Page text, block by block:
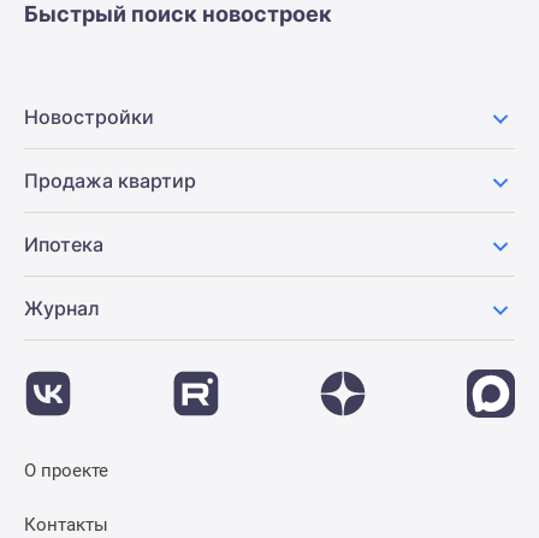
Быстрый поиск новостроек
Новостройки
Продажа квартир
Ипотека
Журнал
О проекте
Контакты